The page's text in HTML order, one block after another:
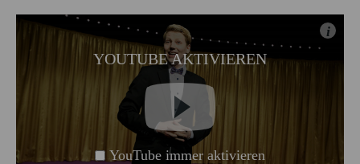
YOUTUBE AKTIVIEREN
i
YouTube immer aktivieren